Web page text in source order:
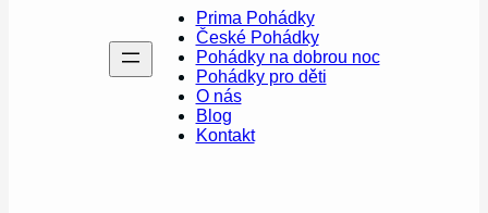
Prima Pohádky
České Pohádky
Pohádky na dobrou noc
Pohádky pro děti
O nás
Blog
Kontakt